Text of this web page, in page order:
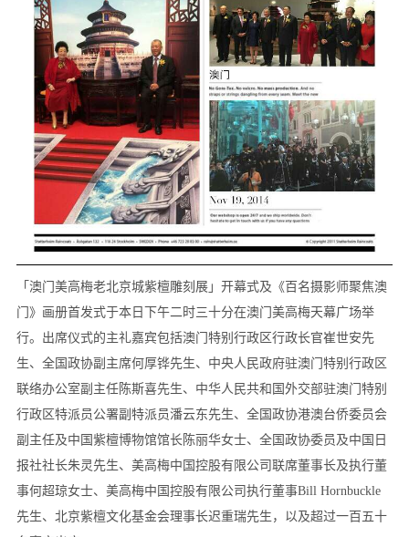
「澳门美高梅老北京城紫檀雕刻展」开幕式及《百名摄影师聚焦澳
门》画册首发式于本日下午二时三十分在澳门美高梅天幕广场举
行。出席仪式的主礼嘉宾包括澳门特别行政区行政长官崔世安先
生、全国政协副主席何厚铧先生、中央人民政府驻澳门特别行政区
联络办公室副主任陈斯喜先生、中华人民共和国外交部驻澳门特别
行政区特派员公署副特派员潘云东先生、全国政协港澳台侨委员会
副主任及中国紫檀博物馆馆长陈丽华女士、全国政协委员及中国日
报社社长朱灵先生、美高梅中国控股有限公司联席董事长及执行董
事何超琼女士、美高梅中国控股有限公司执行董事Bill Hornbuckle
先生、北京紫檀文化基金会理事长迟重瑞先生，以及超过一百五十